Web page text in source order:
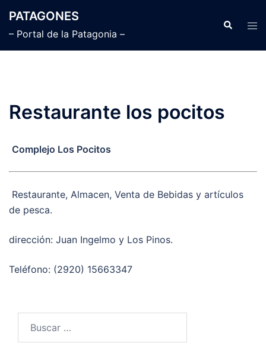
contenido
PATAGONES
– Portal de la Patagonia –
Buscar
Restaurante los pocitos
Complejo Los Pocitos
Restaurante, Almacen, Venta de Bebidas y artículos
de pesca.
dirección: Juan Ingelmo y Los Pinos.
Teléfono: (2920) 15663347